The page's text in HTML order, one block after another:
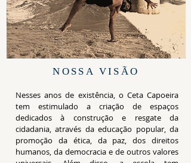
NOSSA VISÃO
Nesses anos de existência, o Ceta Capoeira
tem estimulado a criação de espaços
dedicados à construção e resgate da
cidadania, através da educação popular, da
promoção da ética, da paz, dos direitos
humanos, da democracia e de outros valores